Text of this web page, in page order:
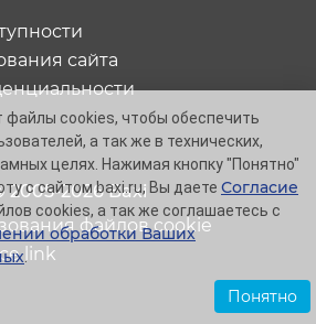
2005-2026 Baxi
сайта
файлов cookie
link
файлы cookies, чтобы обеспечить
а так же в технических,
целях. Нажимая кнопку "Понятно"
с сайтом baxi.ru, Вы даете Согласие
cookies, а так же соглашаетесь с
обработки Ваших
.
Понятно